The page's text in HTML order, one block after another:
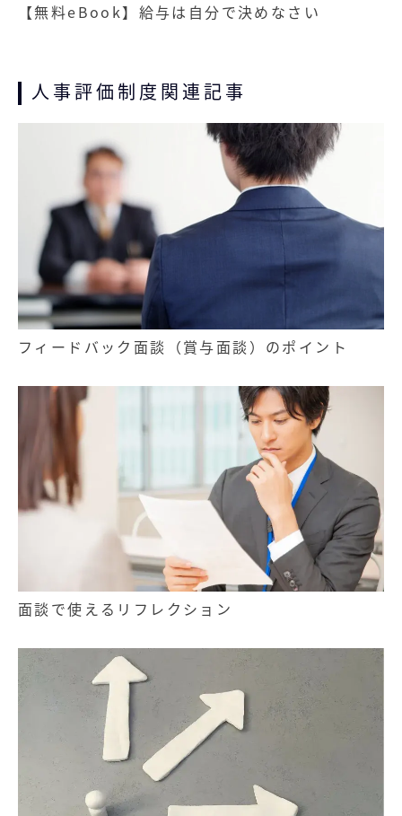
【無料eBook】給与は自分で決めなさい
人事評価制度関連記事
フィードバック面談（賞与面談）のポイント
面談で使えるリフレクション